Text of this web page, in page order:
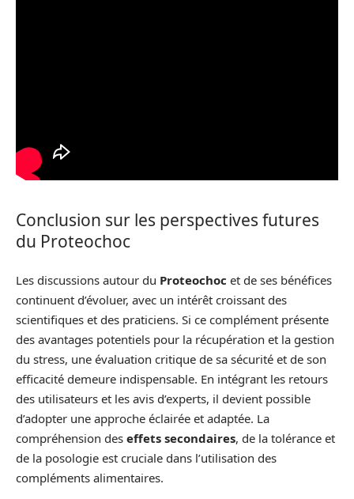
Conclusion sur les perspectives futures
du Proteochoc
Les discussions autour du Proteochoc et de ses bénéfices
continuent d’évoluer, avec un intérêt croissant des
scientifiques et des praticiens. Si ce complément présente
des avantages potentiels pour la récupération et la gestion
du stress, une évaluation critique de sa sécurité et de son
efficacité demeure indispensable. En intégrant les retours
des utilisateurs et les avis d’experts, il devient possible
d’adopter une approche éclairée et adaptée. La
compréhension des effets secondaires, de la tolérance et
de la posologie est cruciale dans l’utilisation des
compléments alimentaires.